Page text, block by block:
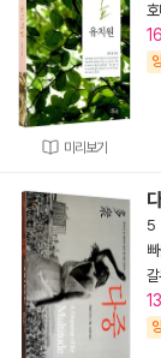
미리보기
호
5
갈